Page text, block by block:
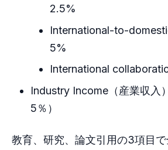
2.5%
International-to-
5%
International
Industry Income（産業収入
5％）
教育、研究、論文引用の3項目